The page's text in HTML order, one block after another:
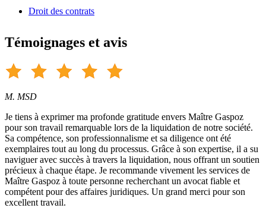
Droit des contrats
Témoignages et avis
M. MSD
Je tiens à exprimer ma profonde gratitude envers Maître Gaspoz
pour son travail remarquable lors de la liquidation de notre société.
Sa compétence, son professionnalisme et sa diligence ont été
exemplaires tout au long du processus. Grâce à son expertise, il a su
naviguer avec succès à travers la liquidation, nous offrant un soutien
précieux à chaque étape. Je recommande vivement les services de
Maître Gaspoz à toute personne recherchant un avocat fiable et
compétent pour des affaires juridiques. Un grand merci pour son
excellent travail.